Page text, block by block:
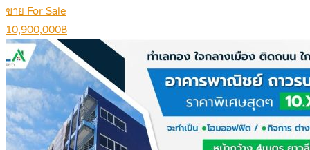
ขาย For Sale
10,900,000฿